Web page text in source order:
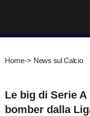
contenuto
Home-> News sul Calcio
Le big di Serie
bomber dalla